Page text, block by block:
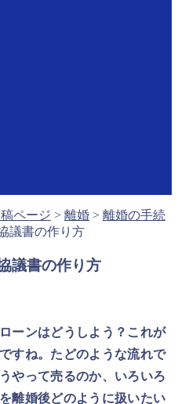
ページ > 離婚 > 離婚の手続
議書の作り方
議書の作り方
ーンはどうしよう？これが
すね。たどのような流れで
やって売るのか、いろいろ
離婚後どのように扱いたい